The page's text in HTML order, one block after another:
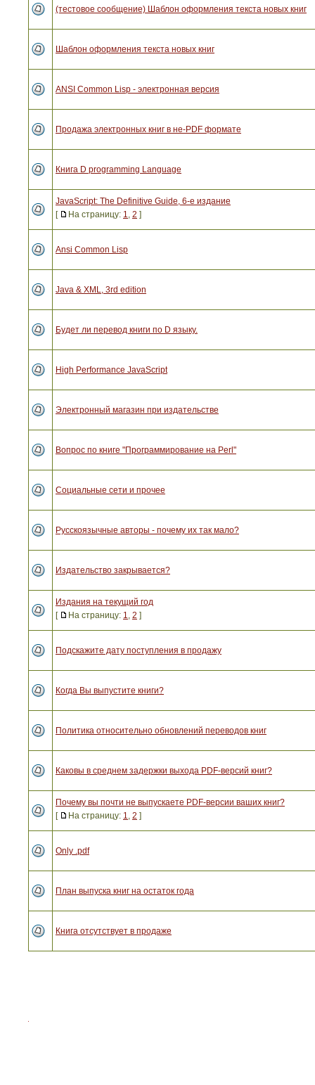
(тестовое сообщение) Шаблон оформления текста новых книг
Шаблон оформления текста новых книг
ANSI Common Lisp - электронная версия
Продажа электронных книг в не-PDF формате
Книга D programming Language
JavaScript: The Definitive Guide, 6-е издание
[
На страницу: 1, 2 ]
Ansi Common Lisp
Java & XML, 3rd edition
Будет ли перевод книги по D языку.
High Performance JavaScript
Электронный магазин при издательстве
Вопрос по книге "Программирование на Perl"
Социальные сети и прочее
Русскоязычные авторы - почему их так мало?
Издательство закрывается?
Издания на текущий год
[
На страницу: 1, 2 ]
Подскажите дату поступления в продажу
Когда Вы выпустите книги?
Политика относительно обновлений переводов книг
Каковы в среднем задержки выхода PDF-версий книг?
Почему вы почти не выпускаете PDF-версии ваших книг?
[
На страницу: 1, 2 ]
Only .pdf
План выпуска книг на остаток года
Книга отсутствует в продаже